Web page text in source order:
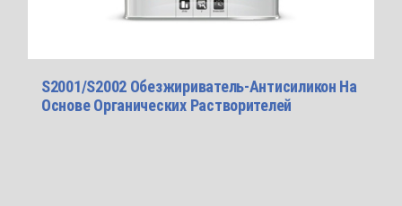
S2001/S2002 Обезжириватель-Антисиликон На
Основе Органических Растворителей